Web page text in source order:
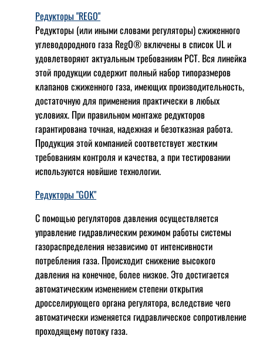
Редукторы "REGO"
Редукторы (или иными словами регуляторы) сжиженного
углеводородного газа RegO® включены в список UL и
удовлетворяют актуальным требованиям РСТ. Вся линейка
этой продукции содержит полный набор типоразмеров
клапанов сжиженного газа, имеющих производительность,
достаточную для применения практически в любых
условиях. При правильном монтаже редукторов
гарантирована точная, надежная и безотказная работа.
Продукция этой компанией соответствует жестким
требованиям контроля и качества, а при тестировании
используются новйшие технологии.
Редукторы "GOK"
С помощью регуляторов давления осуществляется
управление гидравлическим режимом работы системы
газораспределения независимо от интенсивности
потребления газа. Происходит снижение высокого
давления на конечное, более низкое. Это достигается
автоматическим изменением степени открытия
дросселирующего органа регулятора, вследствие чего
автоматически изменяется гидравлическое сопротивление
проходящему потоку газа.